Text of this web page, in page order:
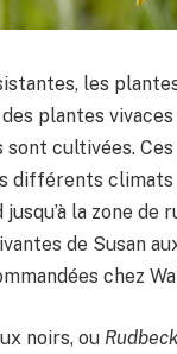
les
plantes
cultivées.
différents
la zone de
de Susan
chez
noirs, ou